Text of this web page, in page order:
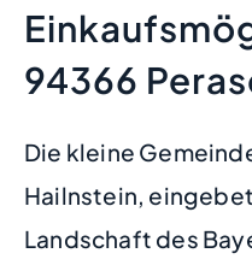
94366
Die kleine
Hailnstein,
Landschaft des